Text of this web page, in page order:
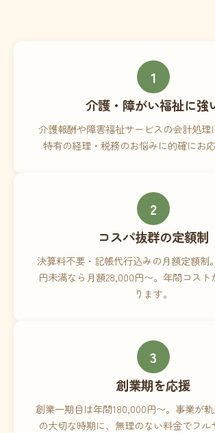
1
介護・障がい福祉に強
介護報酬や障害福祉サービスの会計処理
特有の経理・税務のお悩みに的確にお応
2
コスパ抜群の定額制
決算料不要・記帳代行込みの月額定額制
円未満なら月額28,000円〜。年間コスト
ります。
3
創業期を応援
創業一期目は年間180,000円〜。事業が
の大切な時期に、無理のない料金でフル